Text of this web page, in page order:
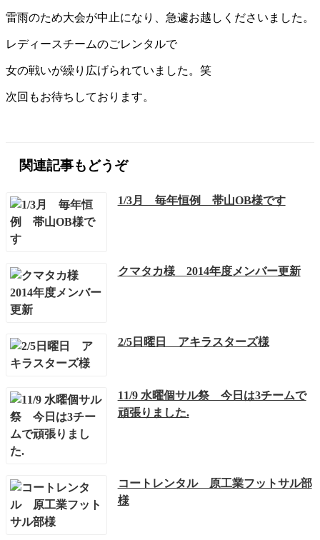
雷雨のため大会が中止になり、急遽お越しくださいました。
レディースチームのごレンタルで
女の戦いが繰り広げられていました。笑
次回もお待ちしております。
関連記事もどうぞ
1/3月 毎年恒例 帯山OB様です
クマタカ様 2014年度メンバー更新
2/5日曜日 アキラスターズ様
11/9 水曜個サル祭 今日は3チームで
頑張りました.
コートレンタル 原工業フットサル部
様